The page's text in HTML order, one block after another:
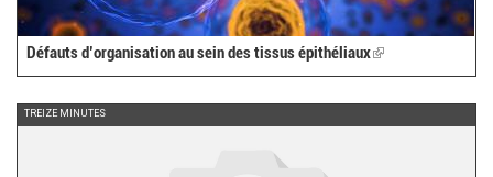
Défauts d’organisation au sein des tissus épithéliaux(link
TREIZE MINUTES